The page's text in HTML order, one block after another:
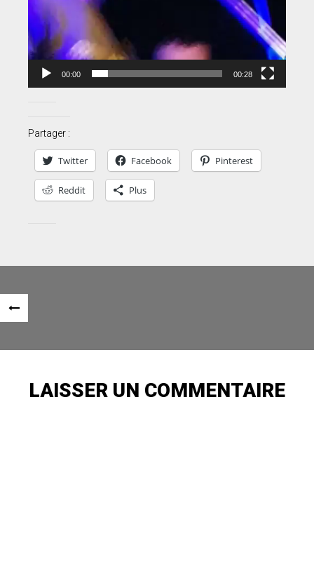
00:00 00:28
Partager :
Twitter Facebook Pinterest
Reddit Plus
Navigation
LAISSER UN COMMENTAIRE